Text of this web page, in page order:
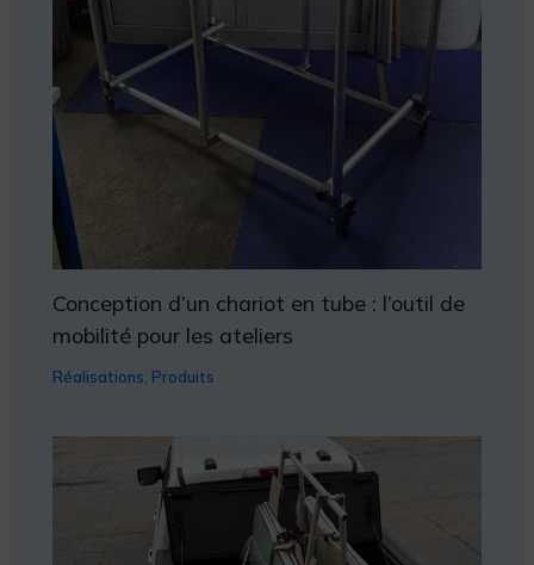
Conception d’un chariot en tube : l’outil de
mobilité pour les ateliers
Réalisations Produits